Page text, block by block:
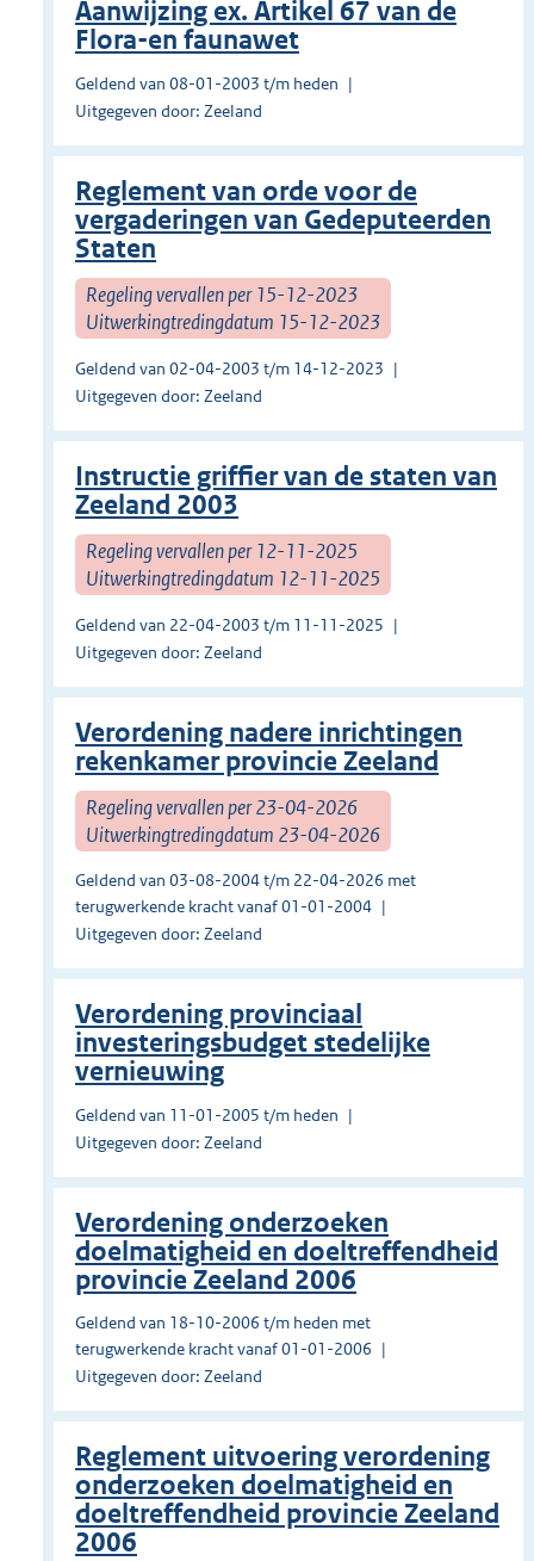
Aanwijzing ex. Artikel 67 van de
Flora-en faunawet
Geldend van 08-01-2003 t/m heden
Uitgegeven door: Zeeland
Reglement van orde voor de
vergaderingen van Gedeputeerden
Staten
Regeling vervallen per 15-12-2023
Uitwerkingtredingdatum 15-12-2023
Geldend van 02-04-2003 t/m 14-12-2023
Uitgegeven door: Zeeland
Instructie griffier van de staten van
Zeeland 2003
Regeling vervallen per 12-11-2025
Uitwerkingtredingdatum 12-11-2025
Geldend van 22-04-2003 t/m 11-11-2025
Uitgegeven door: Zeeland
Verordening nadere inrichtingen
rekenkamer provincie Zeeland
Regeling vervallen per 23-04-2026
Uitwerkingtredingdatum 23-04-2026
Geldend van 03-08-2004 t/m 22-04-2026 met
terugwerkende kracht vanaf 01-01-2004
Uitgegeven door: Zeeland
Verordening provinciaal
investeringsbudget stedelijke
vernieuwing
Geldend van 11-01-2005 t/m heden
Uitgegeven door: Zeeland
Verordening onderzoeken
doelmatigheid en doeltreffendheid
provincie Zeeland 2006
Geldend van 18-10-2006 t/m heden met
terugwerkende kracht vanaf 01-01-2006
Uitgegeven door: Zeeland
Reglement uitvoering verordening
onderzoeken doelmatigheid en
doeltreffendheid provincie Zeeland
2006